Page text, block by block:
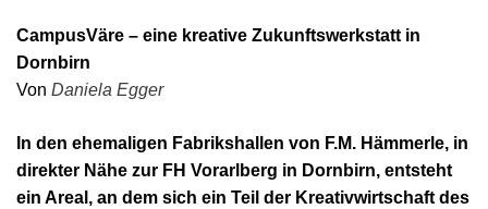
CampusVäre – eine kreative Zukunftswerkstatt in
Dornbirn
Von Daniela Egger
In den ehemaligen Fabrikshallen von F.M. Hämmerle, in
direkter Nähe zur FH Vorarlberg in Dornbirn, entsteht
ein Areal, an dem sich ein Teil der Kreativwirtschaft des